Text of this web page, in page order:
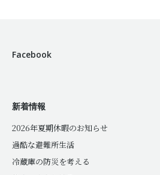
Facebook
新着情報
2026年夏期休暇のお知らせ
過酷な避難所生活
冷蔵庫の防災を考える